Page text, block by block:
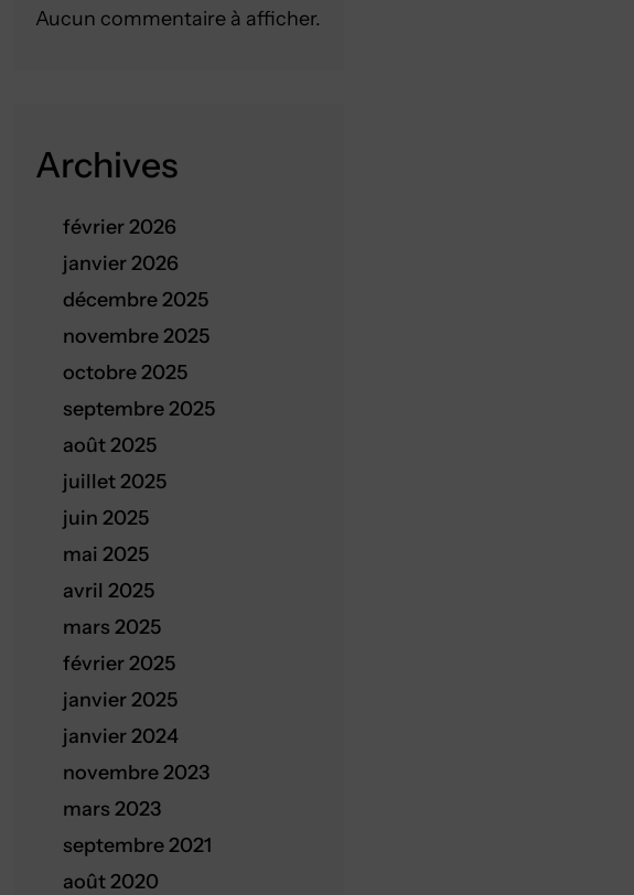
Aucun commentaire à afficher.
Archives
février 2026
janvier 2026
décembre 2025
novembre 2025
octobre 2025
septembre 2025
août 2025
juillet 2025
juin 2025
mai 2025
avril 2025
mars 2025
février 2025
janvier 2025
janvier 2024
novembre 2023
mars 2023
septembre 2021
août 2020